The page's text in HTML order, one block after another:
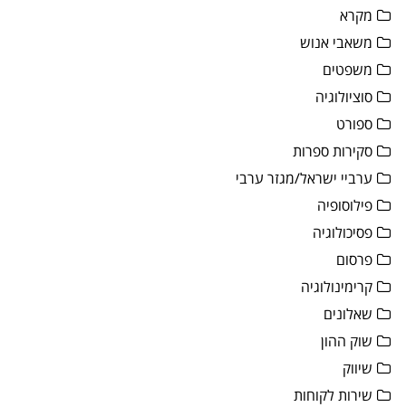
מקרא
משאבי אנוש
משפטים
סוציולוגיה
ספורט
סקירות ספרות
ערביי ישראל/מגזר ערבי
פילוסופיה
פסיכולוגיה
פרסום
קרימינולוגיה
שאלונים
שוק ההון
שיווק
שירות לקוחות